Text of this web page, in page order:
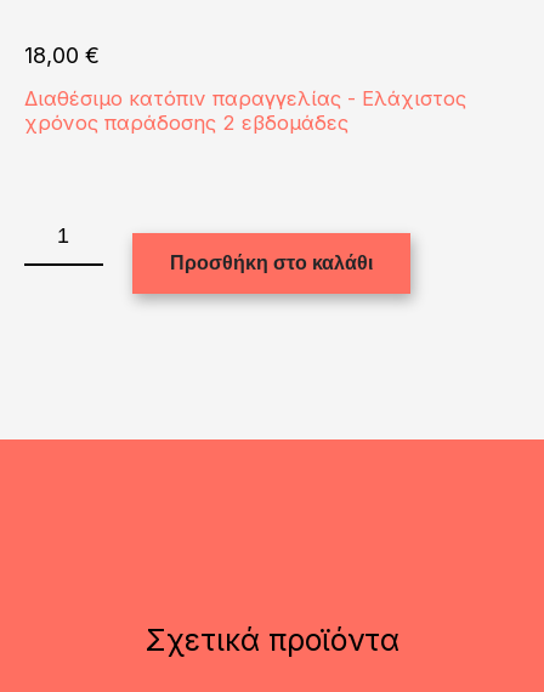
18,00 €
Διαθέσιμο κατόπιν παραγγελίας - Ελάχιστος
χρόνος παράδοσης 2 εβδομάδες
REC.-
GLOSS
WH./CHERRY
Προσθήκη στο καλάθι
Σχετικά προϊόντα